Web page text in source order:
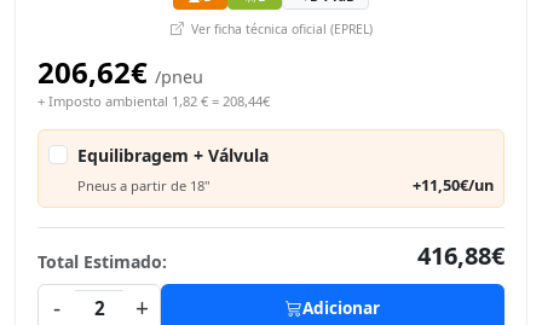
Ver ficha técnica oficial (EPREL)
206,62€ /pneu
+ Imposto ambiental 1,82 € = 208,44€
Equilibragem + Válvula
Pneus a partir de 18" +11,50€/un
Total Estimado:
416,88€
-
2 + Adicionar